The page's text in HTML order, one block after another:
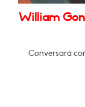
William
Conversará